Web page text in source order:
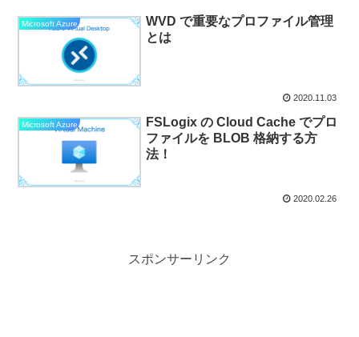
Microsoft Azure
WVD で重要なプロファイル管理
とは
2020.11.03
Microsoft Azure
FSLogix の Cloud Cache でプロ
ファイルを BLOB 格納する方
法！
2020.02.26
スポンサーリンク